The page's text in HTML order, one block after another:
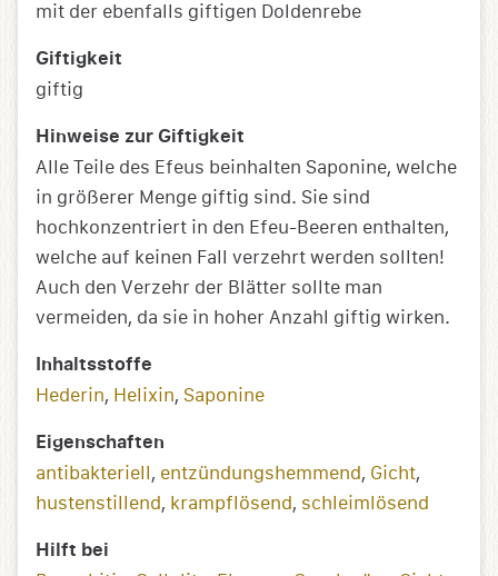
mit der ebenfalls giftigen Doldenrebe
Giftigkeit
giftig
Hinweise zur Giftigkeit
Alle Teile des Efeus beinhalten Saponine, welche
in größerer Menge giftig sind. Sie sind
hochkonzentriert in den Efeu-Beeren enthalten,
welche auf keinen Fall verzehrt werden sollten!
Auch den Verzehr der Blätter sollte man
vermeiden, da sie in hoher Anzahl giftig wirken.
Inhaltsstoffe
Hederin, Helixin, Saponine
Eigenschaften
antibakteriell , entzündungs­­hemmend, Gicht,
hustenstillend, krampflösend, schleimlösend
Hilft bei